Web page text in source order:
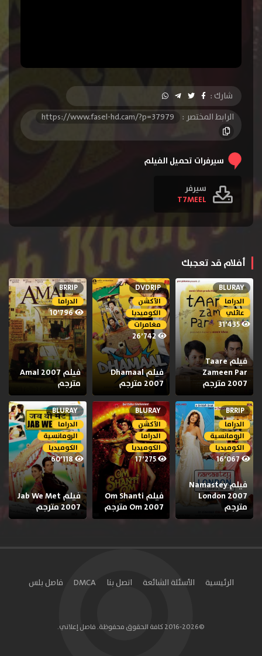
شارك :
الرابط المختصر :
https://www.fasel-hd.cam/?p=37979
سيرفرات تحميل الفيلم
سيرفر
T7MEEL
أفلام قد تعجبك
BLURAY
الدراما
عائلي
31٬435
فيلم Taare
Zameen Par
2007 مترجم
DVDRIP
الأكشن
الكوميديا
مغامرات
26٬742
فيلم Dhamaal
2007 مترجم
BRRIP
الدراما
10٬796
فيلم Amal 2007
مترجم
BRRIP
الدراما
الرومانسية
الكوميديا
16٬067
فيلم Namastey
London 2007
مترجم
BLURAY
الأكشن
الدراما
الكوميديا
17٬275
فيلم Om Shanti
Om 2007 مترجم
BLURAY
الدراما
الرومانسية
الكوميديا
60٬118
فيلم Jab We Met
2007 مترجم
الرئيسية الأسئلة الشائعة اتصل بنا DMCA فاصل بلس
©2016-2026 كافة الحقوق محفوظة. فاصل إعلاني.